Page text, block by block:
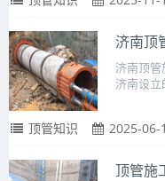
济南顶
济南顶
济南设
顶管知识 2025-06-
顶管施